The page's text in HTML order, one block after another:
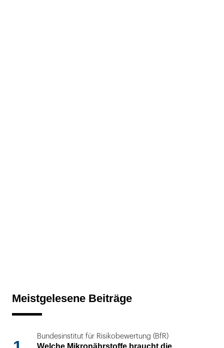
Meistgelesene Beiträge
Bundesinstitut für Risikobewertung (BfR)
Welche Mikronährstoffe braucht die